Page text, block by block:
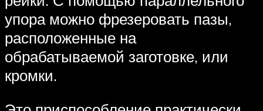
упора можно фрезеровать пазы,
расположенные на
обрабатываемой заготовке, или
кромки.